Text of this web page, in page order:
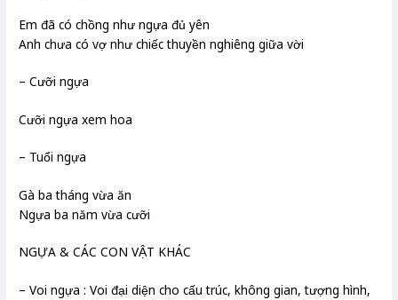
Em đã có chồng như ngựa đủ yên
Anh chưa có vợ như chiếc thuyền nghiêng giữa vời
– Cưỡi ngựa
Cưỡi ngựa xem hoa
– Tuổi ngựa
Gà ba tháng vừa ăn
Ngựa ba năm vừa cưỡi
NGỰA & CÁC CON VẬT KHÁC
– Voi ngựa : Voi đại diện cho cấu trúc, không gian, tượng hình,